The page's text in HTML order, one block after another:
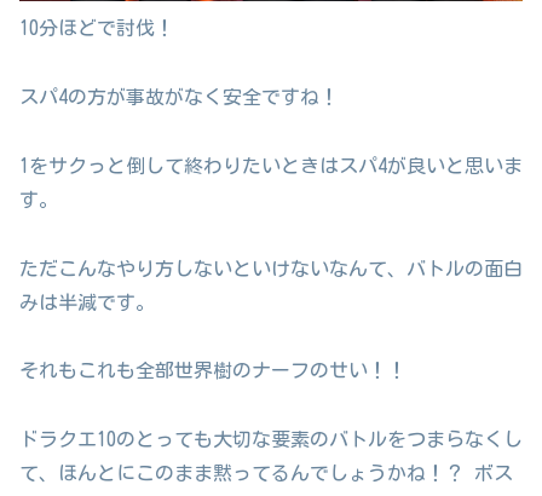
10分ほどで討伐！
スパ4の方が事故がなく安全ですね！
1をサクっと倒して終わりたいときはスパ4が良いと思いま
す。
ただこんなやり方しないといけないなんて、バトルの面白
みは半減です。
それもこれも全部世界樹のナーフのせい！！
ドラクエ10のとっても大切な要素のバトルをつまらなくし
て、ほんとにこのまま黙ってるんでしょうかね！？ ボス